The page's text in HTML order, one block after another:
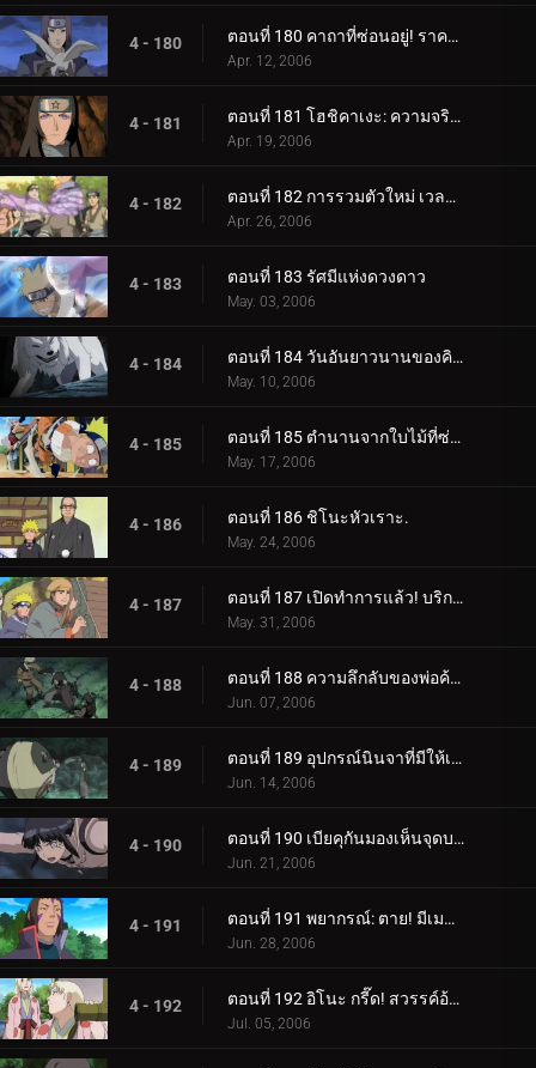
4 - 180 ตอนที่ 180 คาถาที่ซ่อนอยู่! ราคาของศิลปะนินจา: คูจาคุ
Apr. 12, 2006
4 - 181 ตอนที่ 181 โฮชิคาเงะ: ความจริงที่ถูกฝังไว้
Apr. 19, 2006
4 - 182 ตอนที่ 182 การรวมตัวใหม่ เวลาที่เหลืออยู่
Apr. 26, 2006
4 - 183 ตอนที่ 183 รัศมีแห่งดวงดาว
May. 03, 2006
4 - 184 ตอนที่ 184 วันอันยาวนานของคิบะ!
May. 10, 2006
4 - 185 ตอนที่ 185 ตำนานจากใบไม้ที่ซ่อนอยู่: ออนบา!
May. 17, 2006
4 - 186 ตอนที่ 186 ชิโนะหัวเราะ.
May. 24, 2006
4 - 187 ตอนที่ 187 เปิดทำการแล้ว! บริการขนย้ายใบไม้
May. 31, 2006
4 - 188 ตอนที่ 188 ความลึกลับของพ่อค้าเป้าหมาย
Jun. 07, 2006
4 - 189 ตอนที่ 189 อุปกรณ์นินจาที่มีให้เลือกอย่างไม่มีขีดจำกัด
Jun. 14, 2006
4 - 190 ตอนที่ 190 เบียคุกันมองเห็นจุดบอด!
Jun. 21, 2006
4 - 191 ตอนที่ 191 พยากรณ์: ตาย! มีเมฆมากและมีโอกาสเกิดพระอาทิตย์!
Jun. 28, 2006
4 - 192 ตอนที่ 192 อิโนะ กรี๊ด! สวรรค์อ้วน!
Jul. 05, 2006